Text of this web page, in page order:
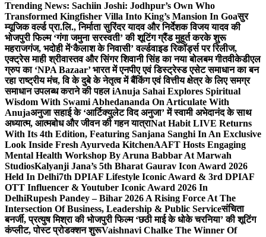
Trending News: Sachiin Joshi: Jodhpur’s Own Who
Transformed Kingfisher Villa Into King’s Mansion In Goaसुर
म्यूजिक वर्ल्ड प्रा.लि., निर्माता सुरिंदर यादव और निर्देशक विजय यादव की
भोजपुरी फिल्म ‘गंगा जमुना सरस्वती’ की शूटिंग ग्रैंड मुहूर्त करके शुरू
महराजगंज, भदोही में‘कैलाश के निवासी’ वर्ल्डवाइड रिकॉर्ड्स पर रिलीज,
एक्ट्रेस माही श्रीवास्तव और सिंगर शिवानी सिंह का नया बोलबम गीतवीकेडीएल
ग्रुप का ‘NPA Bazaar’ भारत में एनपीए एवं डिस्ट्रेस्ड एसेट समाधान का बन
रहा राष्ट्रीय मंच, वि के दुबे के नेतृत्व में बैंकिंग एवं वित्तीय क्षेत्र के लिए समग्र
समाधान उपलब्ध कराने की पहल iAnuja Sahai Explores Spiritual
Wisdom With Swami Abhedananda On Articulate With
Anujaअनुजा सहाई के ‘आर्टिक्युलेट विद अनुजा’ में स्वामी अभेदानंद के साथ
अध्यात्म, आत्मबोध और जीवन की गहन यात्राNat Habit LIVE Returns
With Its 4th Edition, Featuring Sanjana Sanghi In An Exclusive
Look Inside Fresh Ayurveda KitchenAAFT Hosts Engaging
Mental Health Workshop By Aruna Babbar At Marwah
StudiosKalyanji Jana’s 5th Bharat Gaurav Icon Award 2026
Held In Delhi7th DPIAF Lifestyle Iconic Award & 3rd DPIAF
OTT Influencer & Youtuber Iconic Award 2026 In
DelhiRupesh Pandey – Bihar 2026 A Rising Force At The
Intersection Of Business, Leadership & Public Serviceसंचिता
बनर्जी, प्रत्युष मिश्रा की भोजपुरी फिल्म ‘छठी माई के धोके चरनिया’ की शूटिंग
कंप्लीट, पोस्ट प्रोडक्शन शुरूVaishnavi Chalke The Winner Of